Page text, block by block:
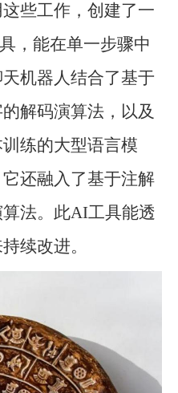
些工作，创建了一
，能在单一步骤中
机器人结合了基于
解码演算法，以及
练的大型语言模
还融入了基于注解
法。此AI工具能透
续改进。